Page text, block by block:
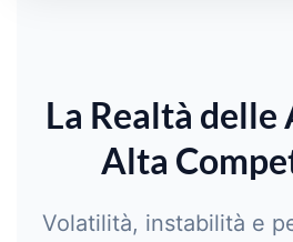
La Realtà
Alta
Volatilità, instabilità e